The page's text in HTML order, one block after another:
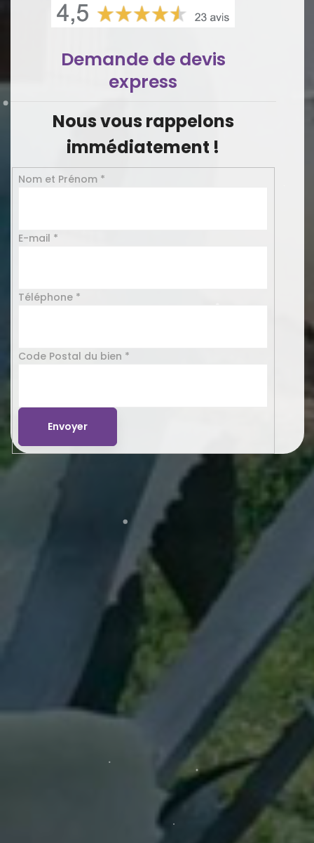
Demande de devis
express
Nous vous rappelons
immédiatement !
Formulaire
Nom et Prénom *
E-mail *
Téléphone *
Code Postal du bien *
Si
humain,
ce
Envoyer